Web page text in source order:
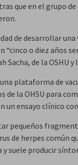
que en el grupo
de desarrollar
“cinco o diez años
Sacha, de la OSHU
plataforma de
la OHSU para
un ensayo clínico
pequeños
de herpes común
y suele producir